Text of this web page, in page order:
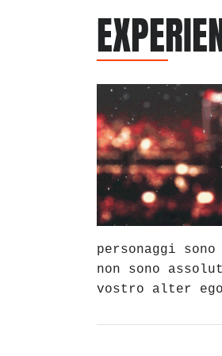
personaggi
non sono
vostro alter